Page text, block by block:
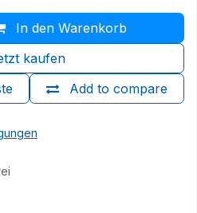
In den Warenkorb
kaufen
Add to compare